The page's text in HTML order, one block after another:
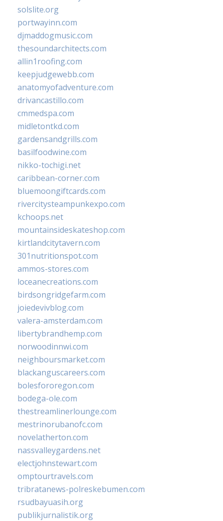
solslite.org
portwayinn.com
djmaddogmusic.com
thesoundarchitects.com
allin1roofing.com
keepjudgewebb.com
anatomyofadventure.com
drivancastillo.com
cmmedspa.com
midletontkd.com
gardensandgrills.com
basilfoodwine.com
nikko-tochigi.net
caribbean-corner.com
bluemoongiftcards.com
rivercitysteampunkexpo.com
kchoops.net
mountainsideskateshop.com
kirtlandcitytavern.com
301nutritionspot.com
ammos-stores.com
loceanecreations.com
birdsongridgefarm.com
joiedevivblog.com
valera-amsterdam.com
libertybrandhemp.com
norwoodinnwi.com
neighboursmarket.com
blackanguscareers.com
bolesfororegon.com
bodega-ole.com
thestreamlinerlounge.com
mestrinorubanofc.com
novelatherton.com
nassvalleygardens.net
electjohnstewart.com
omptourtravels.com
tribratanews-polreskebumen.com
rsudbayuasih.org
publikjurnalistik.org